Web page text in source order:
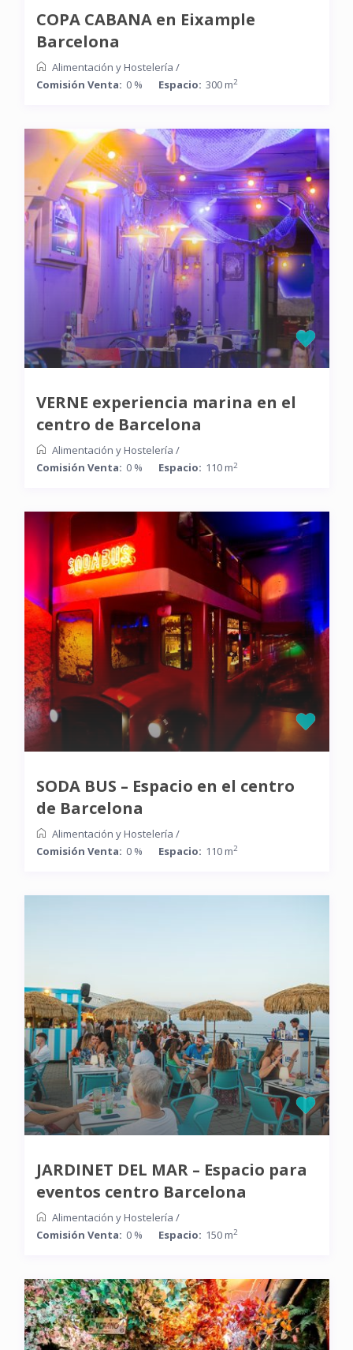
COPA CABANA en Eixample
Barcelona
Alimentación y Hostelería /
Comisión Venta: 0 % Espacio: 300 m2
VERNE experiencia marina en el
centro de Barcelona
Alimentación y Hostelería /
Comisión Venta: 0 % Espacio: 110 m2
SODA BUS – Espacio en el centro
de Barcelona
Alimentación y Hostelería /
Comisión Venta: 0 % Espacio: 110 m2
JARDINET DEL MAR – Espacio para
eventos centro Barcelona
Alimentación y Hostelería /
Comisión Venta: 0 % Espacio: 150 m2